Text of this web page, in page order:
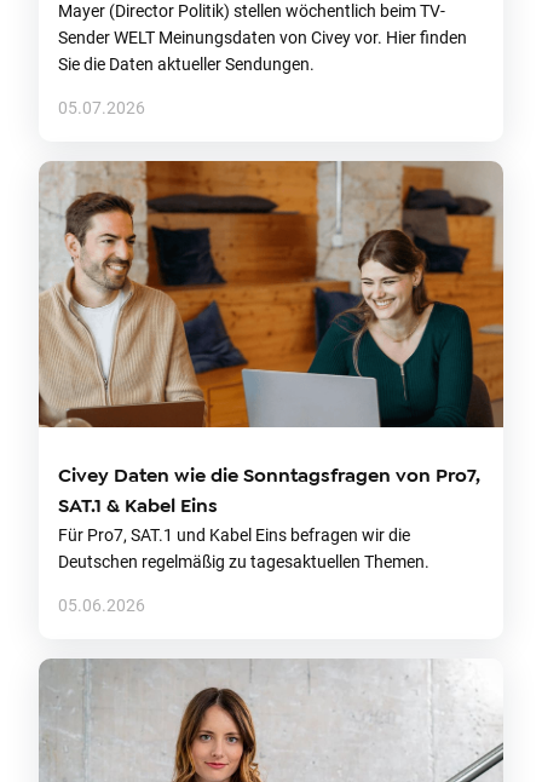
Mayer (Director Politik) stellen wöchentlich beim TV-
Sender WELT Meinungsdaten von Civey vor. Hier finden
Sie die Daten aktueller Sendungen.
05.07.2026
Civey Daten wie die Sonntagsfragen von Pro7,
SAT.1 & Kabel Eins
Für Pro7, SAT.1 und Kabel Eins befragen wir die
Deutschen regelmäßig zu tagesaktuellen Themen.
05.06.2026